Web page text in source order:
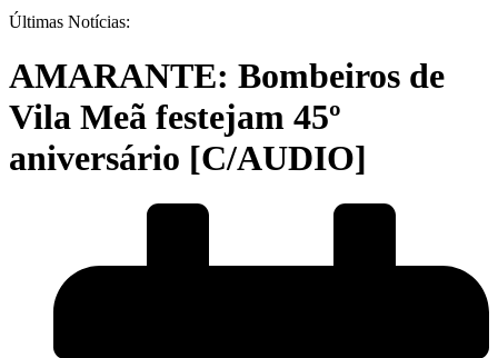
Últimas Notícias:
AMARANTE: Bombeiros de
Vila Meã festejam 45º
aniversário [C/AUDIO]